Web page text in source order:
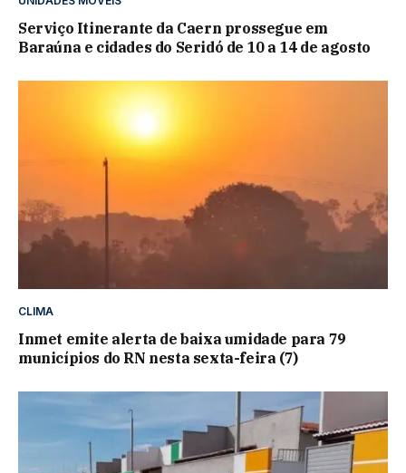
Serviço Itinerante da Caern prossegue em
Baraúna e cidades do Seridó de 10 a 14 de agosto
CLIMA
Inmet emite alerta de baixa umidade para 79
municípios do RN nesta sexta-feira (7)